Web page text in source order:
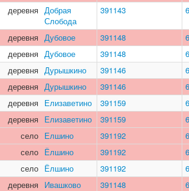
деревня Добрая
Слобода
391143
деревня Дубовое 391148
деревня Дубовое 391148
деревня Дурышкино 391146
деревня Дурышкино 391146
деревня Елизаветино 391159
деревня Елизаветино 391159
село Елшино 391192
село Ёлшино 391192
село Ёлшино 391192
деревня Ивашково 391148